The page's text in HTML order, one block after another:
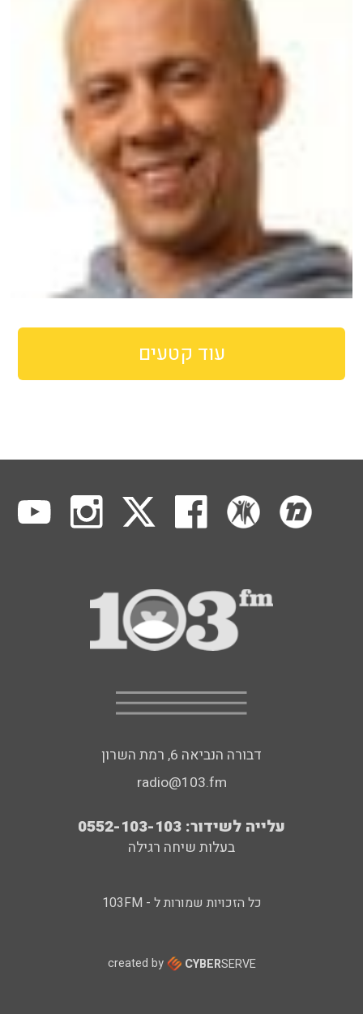
עוד קטעים
דבורה הנביאה 6, רמת השרון
radio@103.fm
עלייה לשידור: 0552-103-103
בעלות שיחה רגילה
כל הזכויות שמורות ל - 103FM
created by CYBERSERVE